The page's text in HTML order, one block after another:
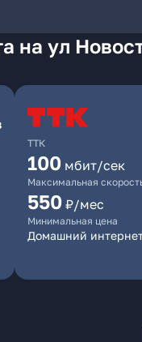
на ул
ТТК
100 мбит/сек
Максимальная
550 ₽/мес
Минимальная цена
Домашний